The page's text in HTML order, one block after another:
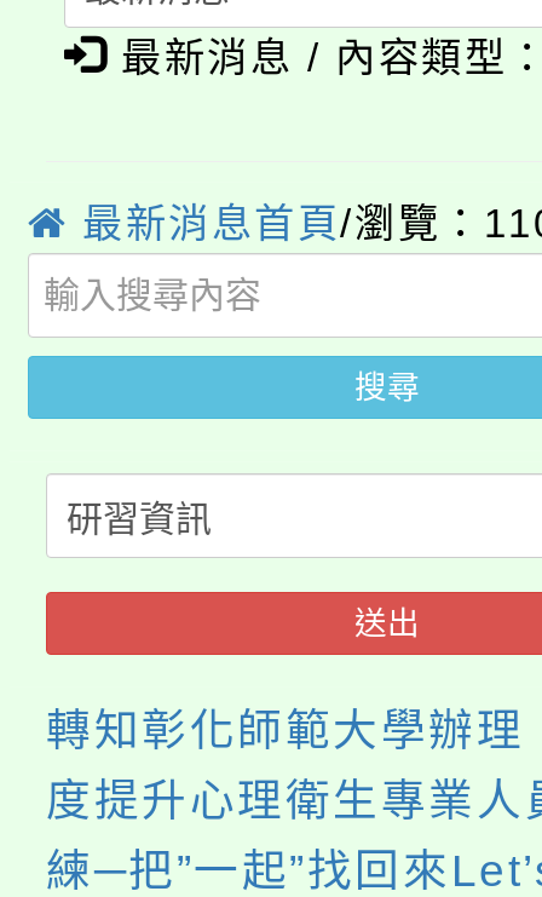
《TA101》溝通分析基
程，歡迎學生輔導中心
系所師生報名參加。
淨零綠生活教案入校路
會
115年食農教育專業人
學籍身 分審查程序及
版
淨零綠領人才培育課程
公告本校115學年度第
代理(課)教師甄選結果
「2026金融保險知識
桃園市115學年度學生
代理(課)教師甄選結果(
公告本校115學年度第
代理(課)教師甄選結果(
轉知中國文化大學推廣
《TA101》溝通分析基
心理、諮商輔導、社會
系所師生報名參加。
最新消息 / 內容類型
最新消息首頁/瀏覽：
搜尋
送出
轉知彰化師範大學辦
度提升心理衛生專業人
練─把”一起”找回來